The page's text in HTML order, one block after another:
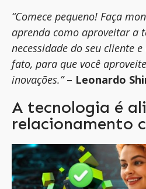
“Comece pequeno! Faça
aprenda como aproveitar a
necessidade do seu cliente
fato, para que você
inovações.”– Leonardo
A tecnologia é
relacionamento